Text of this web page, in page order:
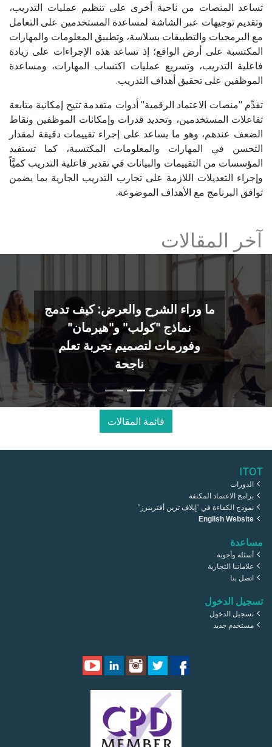
تساعد المنصات من ناحية أخرى على تنظيم عمليات التدريب،
وتقديم توجيهات عبر الشاشة لمساعدة المستخدمين على التعامل
مع البرمجيات والتطبيقات بسلاسة، وتطبيق المعلومات والمهارات
المكتسبة على أرض الواقع؛ إذ تساعد هذه الإجراءات على زيادة
فاعلية التدريب، وتسريع عمليات اكتساب المهارات، ومساعدة
الموظفين على تحقيق أهداف التدريب.
تقدِّم "منصات الاعتماد الرقمية" أدوات متقدمة تتيح إمكانية متابعة
تفاعلات المستخدمين، وتحديد قدرات وإمكانات الموظفين ونقاط
الضعف عندهم، وهو ما يساعد على إجراء تقييمات دقيقة لمقدار
التحسن في المهارات والمعلومات المكتسبة، كما تستفيد
المؤسسات من التقييمات والبيانات في تقدير فاعلية التدريب كميَّاً
وإجراء التعديلات اللازمة على تجارب التدريب الجارية بما يضمن
توافق البرنامج مع الأهداف الموضوعة.
آخر المقالات
ما وراء الشرح والعرض: كيف تدمج
نماذج "كولب" و"هيرمان"
وفورمات لتصميم تجربة تعلم
ناجحة
قائمة المقالات
ITOT
الدورات
برامج الاعتماد المكثفة
نموذج الكفاءة في “إيلاف ترين أفترينرز”
English Website
مساعدة
أسئلة وأجوبة
علاماتنا التجارية
اتصل بنا
تسجيل الدخول
تسجيل الدخول
مستخدم جديد